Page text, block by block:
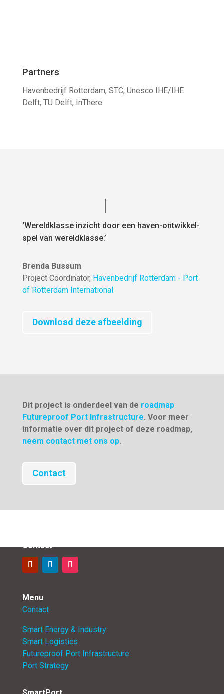
Partners
Havenbedrijf Rotterdam, STC, Unesco IHE/IHE
Delft, TU Delft, InThere.
‘Wereldklasse inzicht door een haven-ontwikkel-
spel van wereldklasse.’
Brenda Bussum
Project Coordinator, Havenbedrijf Rotterdam - Port
of Rotterdam International
Download deze afbeelding
Dit project is onderdeel van de roadmap
Futureproof Port Infrastructure. Voor meer
informatie over dit project of deze roadmap,
neem contact met ons op.
Contact
Contact
Menu
Contact
Smart Energy & Industry
Smart Logistics
Futureproof Port Infrastructure
Port Strategy